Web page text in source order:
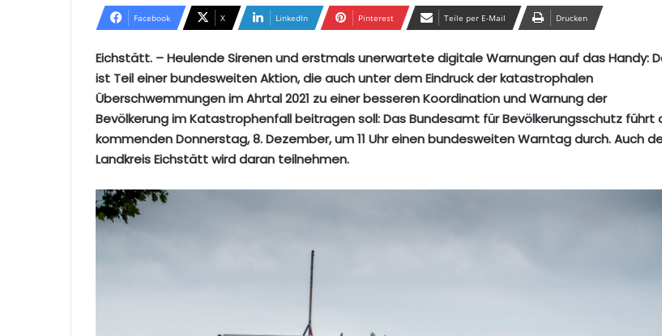
Facebook X LinkedIn Pinterest Teile per E-Mail Drucken
Eichstätt. – Heulende Sirenen und erstmals unerwartete digitale Warnungen auf das Handy:
ist Teil einer bundesweiten Aktion, die auch unter dem Eindruck der katastrophalen
Überschwemmungen im Ahrtal 2021 zu einer besseren Koordination und Warnung der
Bevölkerung im Katastrophenfall beitragen soll: Das Bundesamt für Bevölkerungsschutz führt
kommenden Donnerstag, 8. Dezember, um 11 Uhr einen bundesweiten Warntag durch. Auch
Landkreis Eichstätt wird daran teilnehmen.